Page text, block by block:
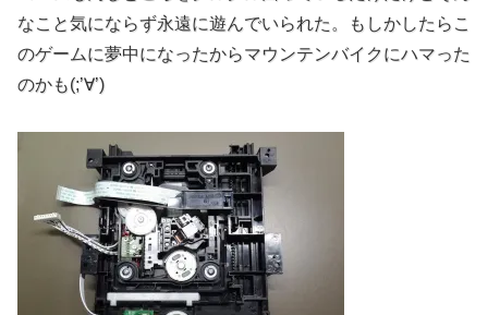
なこと気にならず永遠に遊んでいられた。もしかしたらこ
のゲームに夢中になったからマウンテンバイクにハマった
のかも(;’∀’)